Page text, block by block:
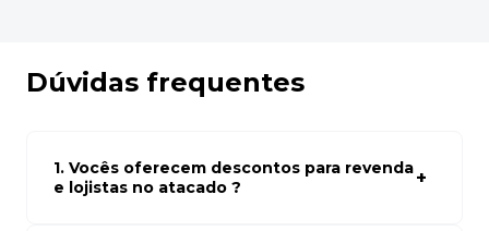
Dúvidas frequentes
1. Vocês oferecem descontos para revenda
e lojistas no atacado ?